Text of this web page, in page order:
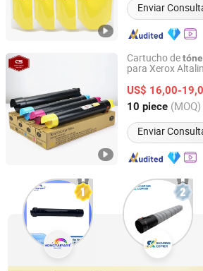
Enviar
Cartucho de
para Xerox
US$ 16,00-
10 piece (MOQ)
Enviar
Zhongshan Yinpin Consumables
Guangdong, China Desde